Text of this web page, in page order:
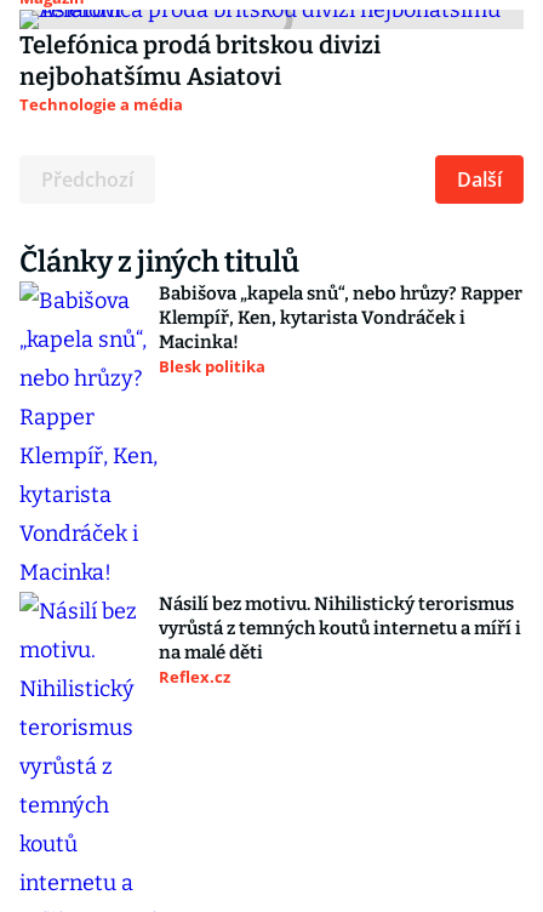
Telefónica prodá britskou divizi
nejbohatšímu Asiatovi
Technologie a média
Předchozí Další
Články z jiných titulů
Babišova „kapela snů“, nebo hrůzy? Rapper
Klempíř, Ken, kytarista Vondráček i
Macinka!
Blesk politika
Násilí bez motivu. Nihilistický terorismus
vyrůstá z temných koutů internetu a míří i
na malé děti
Reflex.cz